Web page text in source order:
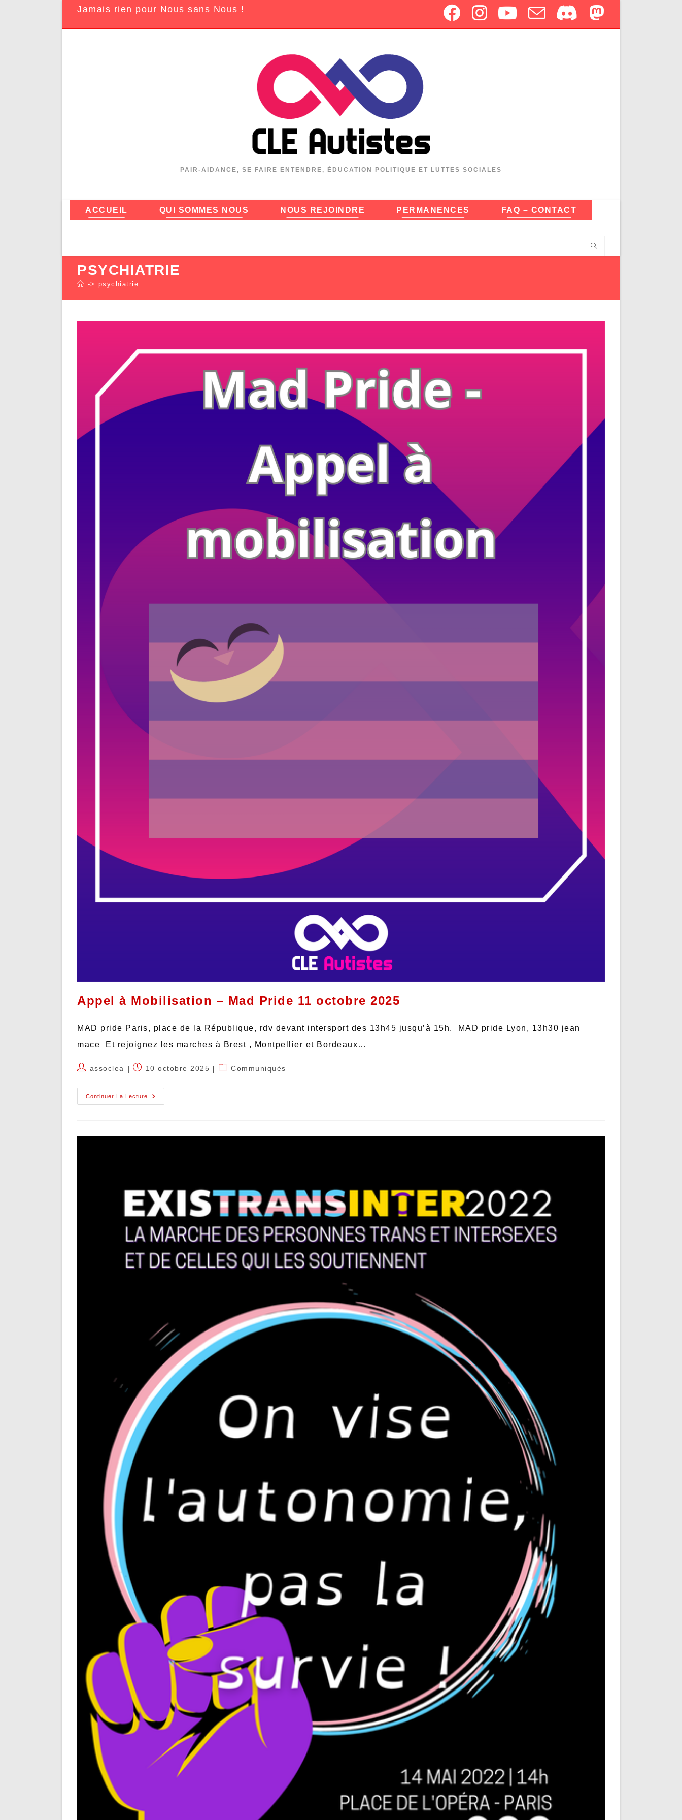
Jamais rien pour Nous sans Nous !
PAIR-AIDANCE, SE FAIRE ENTENDRE, ÉDUCATION POLITIQUE ET LUTTES SOCIALES
ACCUEIL QUI SOMMES NOUS NOUS REJOINDRE PERMANENCES FAQ – CONTACT
PSYCHIATRIE
-> psychiatrie
Appel à Mobilisation – Mad Pride 11 octobre 2025
MAD pride Paris, place de la République, rdv devant intersport des 13h45 jusqu’à 15h. MAD pride Lyon, 13h30 jean
mace Et rejoignez les marches à Brest , Montpellier et Bordeaux…
assoclea 10 octobre 2025 Communiqués
Continuer La Lecture